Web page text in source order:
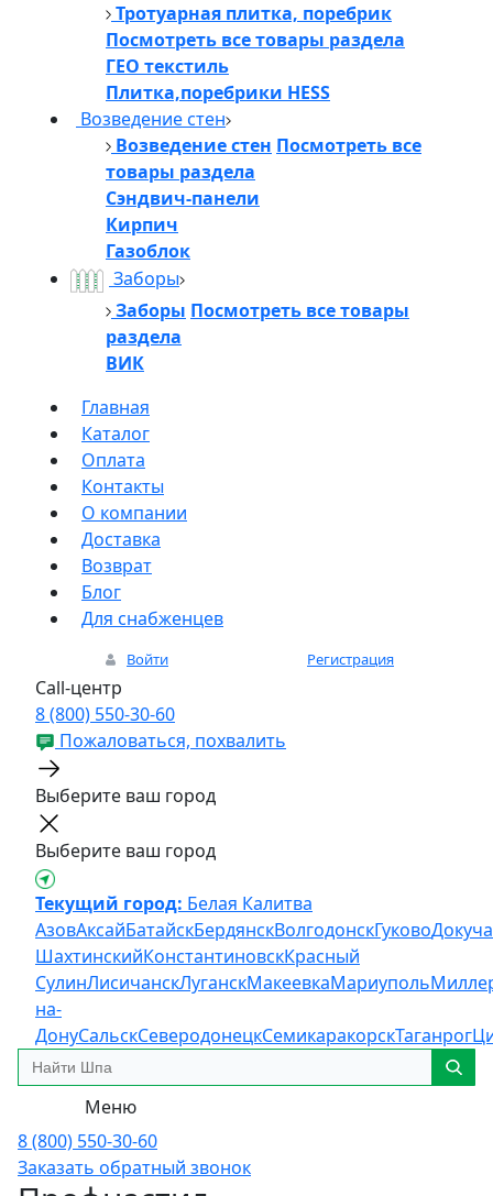
Тротуарная плитка, поребрик
Посмотреть все товары раздела
ГЕО текстиль
Плитка,поребрики HESS
Возведение стен
Возведение стен Посмотреть все
товары раздела
Сэндвич-панели
Кирпич
Газоблок
Заборы
Заборы Посмотреть все товары
раздела
ВИК
Главная
Каталог
Оплата
Контакты
О компании
Доставка
Возврат
Блог
Для снабженцев
Войти Регистрация
Call-центр
8 (800) 550-30-60
Пожаловаться, похвалить
Выберите ваш город
Выберите ваш город
Текущий город: Белая Калитва
АзовАксайБатайскБердянскВолгодонскГуково
ШахтинскийКонстантиновскКрасный
СулинЛисичанскЛуганскМакеевкаМариуполь
на-
ДонуСальскСеверодонецкСемикаракорскТаганрог
Меню
8 (800) 550-30-60
Заказать обратный звонок